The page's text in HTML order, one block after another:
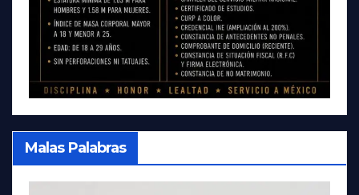
Malas Palabras